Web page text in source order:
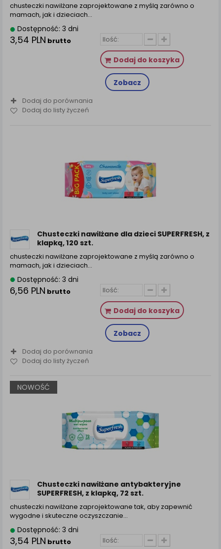
chusteczki nawilżane zaprojektowane z myślą zarówno o
mamach, jak i dzieciach…
Dostępność: 3 dni
3,54 PLN brutto
Dodaj do koszyka
Zobacz
Dodaj do porównania
Dodaj do listy życzeń
Chusteczki nawilżane dla dzieci SUPERFRESH, z
klapką, 120 szt.
chusteczki nawilżane zaprojektowane z myślą zarówno o
mamach, jak i dzieciach…
Dostępność: 3 dni
6,56 PLN brutto
Dodaj do koszyka
Zobacz
Dodaj do porównania
Dodaj do listy życzeń
NOWOŚĆ
Chusteczki nawilżane antybakteryjne
SUPERFRESH, z klapką, 72 szt.
chusteczki nawilżane zaprojektowane tak, aby zapewnić
wygodne i skuteczne oczyszczanie…
Dostępność: 3 dni
3,54 PLN brutto